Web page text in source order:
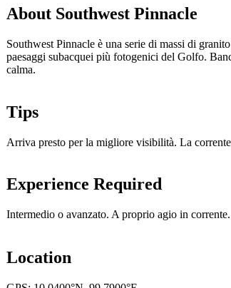
About Southwest Pinnacle
Southwest Pinnacle è una serie di massi di
paesaggi subacquei più fotogenici del Golfo.
calma.
Tips
Arriva presto per la migliore visibilità. La
Experience Required
Intermedio o avanzato. A proprio agio in corrente.
Location